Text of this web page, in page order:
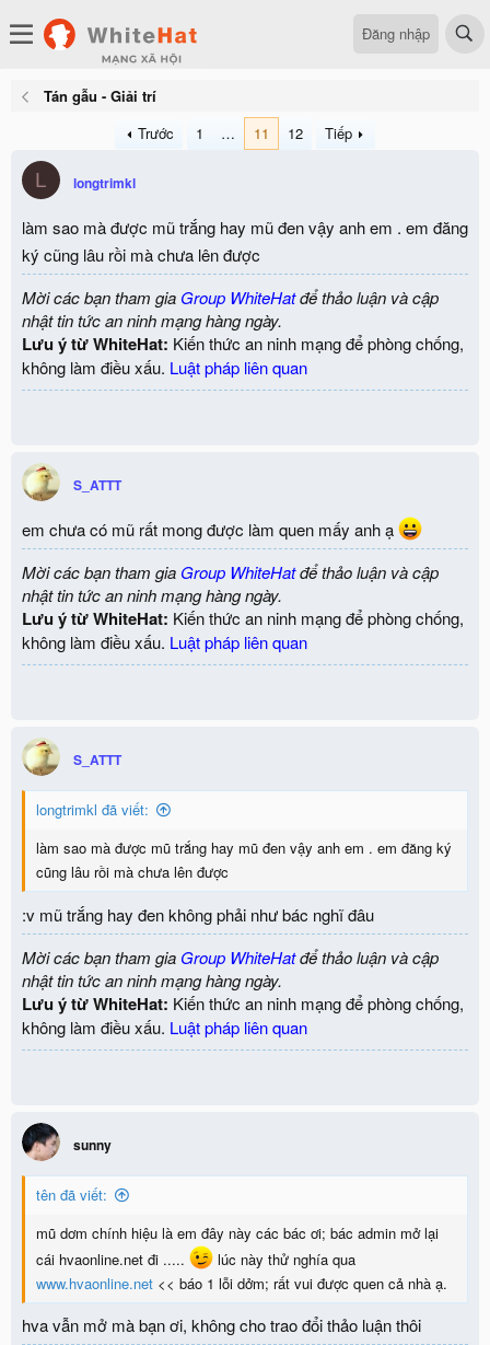
Đăng nhập
Tán gẫu - Giải trí
Trước
1 … 11 12 Tiếp
L longtrimkl
làm sao mà được mũ trắng hay mũ đen vậy anh em . em đăng
ký cũng lâu rồi mà chưa lên được
Mời các bạn tham gia Group WhiteHatđể thảo luận và cập
nhật tin tức an ninh mạng hàng ngày.
Lưu ý từ WhiteHat: Kiến thức an ninh mạng để phòng chống,
không làm điều xấu. Luật pháp liên quan
S_ATTT
em chưa có mũ rất mong được làm quen mấy anh ạ
Mời các bạn tham gia Group WhiteHatđể thảo luận và cập
nhật tin tức an ninh mạng hàng ngày.
Lưu ý từ WhiteHat: Kiến thức an ninh mạng để phòng chống,
không làm điều xấu. Luật pháp liên quan
S_ATTT
longtrimkl đã viết:
làm sao mà được mũ trắng hay mũ đen vậy anh em . em đăng ký
cũng lâu rồi mà chưa lên được
:v mũ trắng hay đen không phải như bác nghĩ đâu
Mời các bạn tham gia Group WhiteHatđể thảo luận và cập
nhật tin tức an ninh mạng hàng ngày.
Lưu ý từ WhiteHat: Kiến thức an ninh mạng để phòng chống,
không làm điều xấu. Luật pháp liên quan
sunny
tên đã viết:
mũ dơm chính hiệu là em đây này các bác ơi; bác admin mở lại
cái hvaonline.net đi .....
lúc này thử nghía qua
www.hvaonline.net << báo 1 lỗi dởm; rất vui được quen cả nhà ạ.
hva vẫn mở mà bạn ơi, không cho trao đổi thảo luận thôi